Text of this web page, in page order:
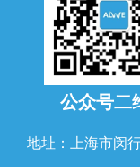
公众号二
地址：上海市闵